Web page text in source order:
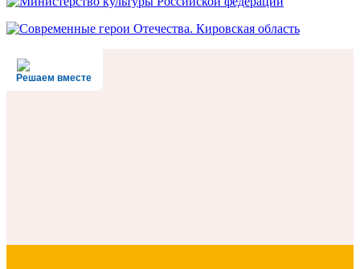
Решаем вместе